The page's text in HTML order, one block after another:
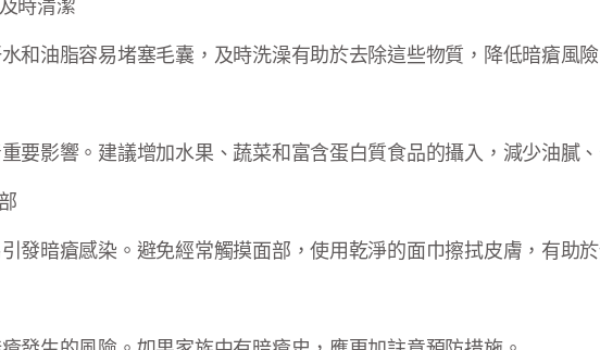
時清潔
和油脂容易堵塞毛囊，及時洗澡有助於去除這些物質，降低暗瘡風險
要影響。建議增加水果、蔬菜和富含蛋白質食品的攝入，減少油膩
發暗瘡感染。避免經常觸摸面部，使用乾淨的面巾擦拭皮膚，有助